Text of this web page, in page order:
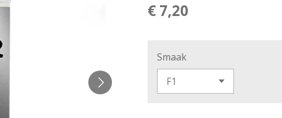
€ 7,20
Smaak